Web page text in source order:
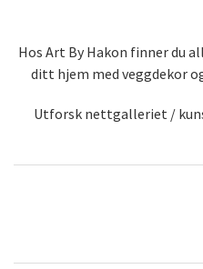
Hos Art By Hakon finner du
ditt hjem med veggdekor
Utforsk nettgalleriet /